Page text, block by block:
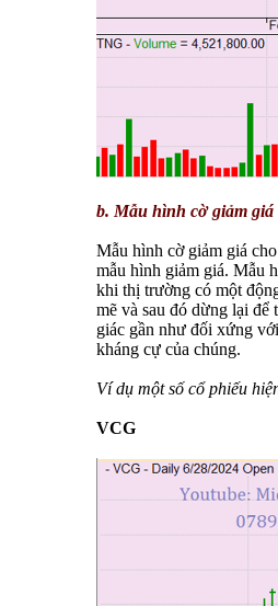
b. Mẫu hình cờ giảm
Mẫu hình cờ giảm giá
mẫu hình giảm giá. Mẫu
khi thị trường có một
mẽ và sau đó dừng lại để
giác gần như đối xứng
kháng cự của chúng.
Ví dụ một số cổ phiếu
VCG